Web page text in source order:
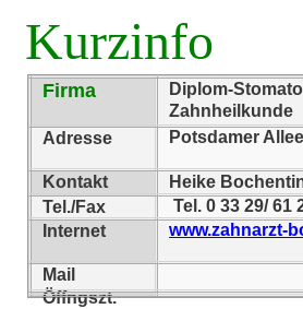
Kurzinfo
Firma
Diplom-
Zahnheilkunde
Adresse
Potsdamer
Kontakt
Heike
Tel./Fax
Tel. 0 33 29/ 61
Internet
www.zahnarzt-
Mail
Öffngszt.